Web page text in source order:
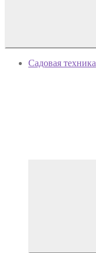
Садовая техника